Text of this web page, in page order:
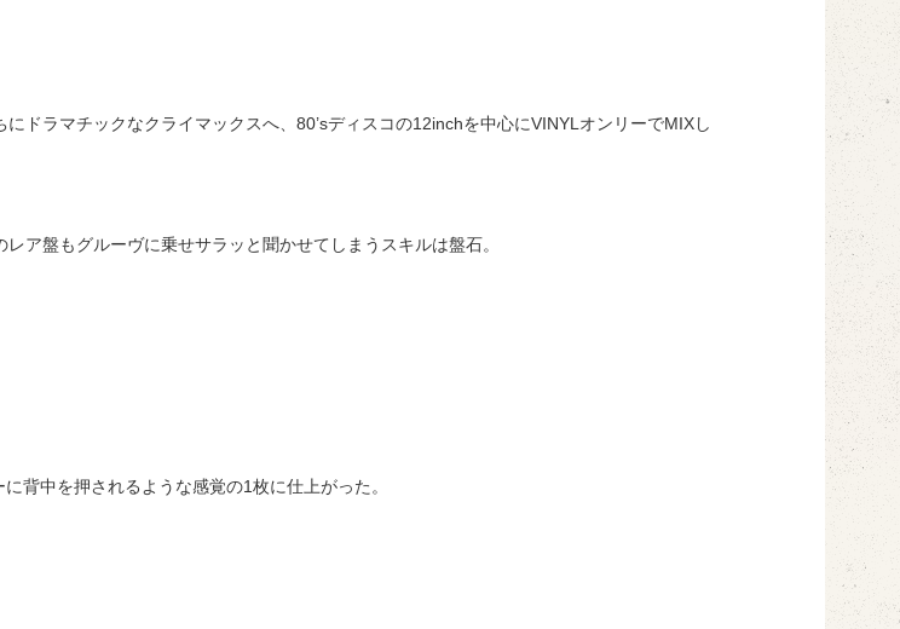
ドラマチックなクライマックスへ、80’sディスコの12inchを中心にVINYLオンリーでMIXし
ア盤もグルーヴに乗せサラッと聞かせてしまうスキルは盤石。
背中を押されるような感覚の1枚に仕上がった。